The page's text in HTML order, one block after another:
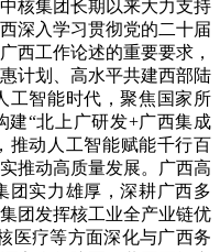
集团长期以来大力支持
深入学习贯彻党的二十届
西工作论述的重要要求，
计划、高水平共建西部陆
工智能时代，聚焦国家所
建“北上广研发+广西集成
推动人工智能赋能千行百
推动高质量发展。广西高
团实力雄厚，深耕广西多
团发挥核工业全产业链优
医疗等方面深化与广西务